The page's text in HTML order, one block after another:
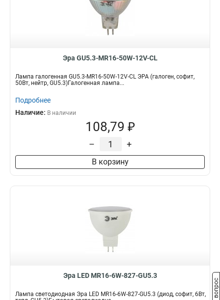
Эра GU5.3-MR16-50W-12V-CL
Лампа галогенная GU5.3-MR16-50W-12V-CL ЭРА (галоген, софит,
50Вт, нейтр, GU5.3)Галогенная лампа...
Подробнее
Наличие: В наличии
108,79 ₽
– +
В корзину
Эра LED MR16-6W-827-GU5.3
Лампа светодиодная Эра LED MR16-6W-827-GU5.3 (диод, софит, 6Вт,